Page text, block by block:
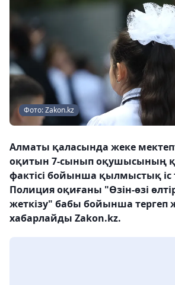
Фото: Zakon.kz
Алматы қаласында жеке
оқитын 7-сынып оқушысының
фактісі бойынша қылмыстық іс
Полиция оқиғаны "Өзін-өзі
жеткізу" бабы бойынша тергеп
хабарлайды Zakon.kz.